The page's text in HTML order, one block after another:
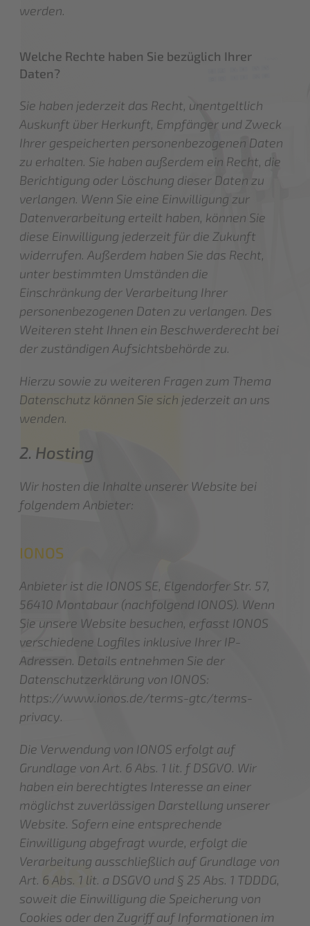
werden.
Welche Rechte haben Sie bezüglich Ihrer
Daten?
Sie haben jederzeit das Recht, unentgeltlich
Auskunft über Herkunft, Empfänger und Zweck
Ihrer gespeicherten personenbezogenen Daten
zu erhalten. Sie haben außerdem ein Recht, die
Berichtigung oder Löschung dieser Daten zu
verlangen. Wenn Sie eine Einwilligung zur
Datenverarbeitung erteilt haben, können Sie
diese Einwilligung jederzeit für die Zukunft
widerrufen. Außerdem haben Sie das Recht,
unter bestimmten Umständen die
Einschränkung der Verarbeitung Ihrer
personenbezogenen Daten zu verlangen. Des
Weiteren steht Ihnen ein Beschwerderecht bei
der zuständigen Aufsichtsbehörde zu.
Hierzu sowie zu weiteren Fragen zum Thema
Datenschutz können Sie sich jederzeit an uns
wenden.
2. Hosting
Wir hosten die Inhalte unserer Website bei
folgendem Anbieter:
IONOS
Anbieter ist die IONOS SE, Elgendorfer Str. 57,
56410 Montabaur (nachfolgend IONOS). Wenn
Sie unsere Website besuchen, erfasst IONOS
verschiedene Logfiles inklusive Ihrer IP-
Adressen. Details entnehmen Sie der
Datenschutzerklärung von IONOS:
https://www.ionos.de/terms-gtc/terms-
privacy.
Die Verwendung von IONOS erfolgt auf
Grundlage von Art. 6 Abs. 1 lit. f DSGVO. Wir
haben ein berechtigtes Interesse an einer
möglichst zuverlässigen Darstellung unserer
Website. Sofern eine entsprechende
Einwilligung abgefragt wurde, erfolgt die
Verarbeitung ausschließlich auf Grundlage von
Art. 6 Abs. 1 lit. a DSGVO und § 25 Abs. 1 TDDDG,
soweit die Einwilligung die Speicherung von
Cookies oder den Zugriff auf Informationen im